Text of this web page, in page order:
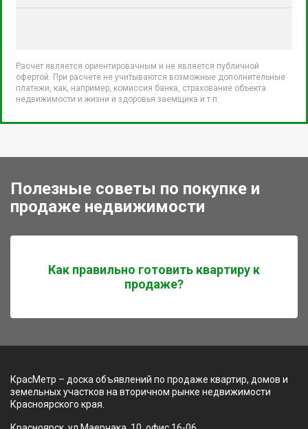
Расчет является ориентировачным и не является публичной
офертой. При расчете не учитываются возможные дополнительные
платежи, как, например, комиссия банка, страхование объекта
недвижимости и жизни и здоровья заемщика и т.п.
Полезные советы по покупке и
продаже недвижимости
Как правильно готовить квартиру к
продаже?
КрасМетр – доска объявлений по продаже квартир, домов и
земельных участков на вторичном рынке недвижимости
Красноярского края.